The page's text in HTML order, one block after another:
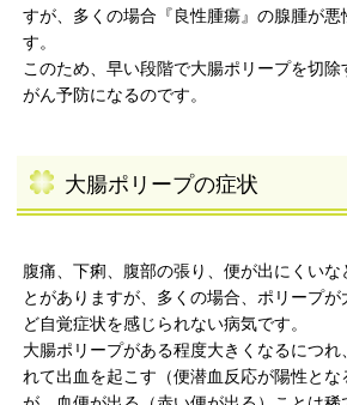
すが、多くの場合『良性腫瘍』の腺腫が悪
す。
このため、早い段階で大腸ポリープを切
がん予防になるのです。
大腸ポリープの症状
腹痛、下痢、腹部の張り、便が出にくいな
とがありますが、多くの場合、ポリープ
ど自覚症状を感じられない病気です。
大腸ポリープがある程度大きくなるにつ
れて出血を起こす（便潜血反応が陽性とな